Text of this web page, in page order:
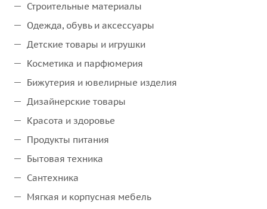
Строительные материалы
Одежда, обувь и аксессуары
Детские товары и игрушки
Косметика и парфюмерия
Бижутерия и ювелирные изделия
Дизайнерские товары
Красота и здоровье
Продукты питания
Бытовая техника
Сантехника
Мягкая и корпусная мебель